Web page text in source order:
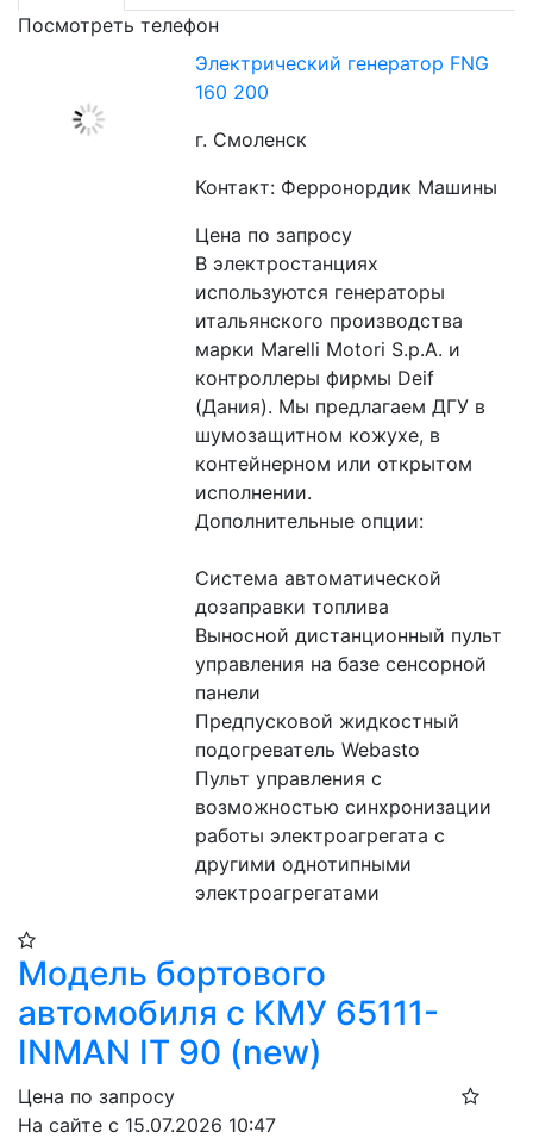
Посмотреть телефон
Электрический генератор FNG
160 200
г. Смоленск
Контакт: Ферронордик Машины
Цена по запросу
В электростанциях
используются генераторы
итальянского производства
марки Marelli Motori S.p.A. и
контроллеры фирмы Deif
(Дания). Мы предлагаем ДГУ в
шумозащитном кожухе, в
контейнерном или открытом
исполнении.
Дополнительные опции:
Система автоматической
дозаправки топлива
Выносной дистанционный пульт
управления на базе сенсорной
панели
Предпусковой жидкостный
подогреватель Webasto
Пульт управления с
возможностью синхронизации
работы электроагрегата с
другими однотипными
электроагрегатами
Модель бортового
автомобиля с КМУ 65111-
INMAN IT 90 (new)
Цена по запросу
На сайте с 15.07.2026 10:47